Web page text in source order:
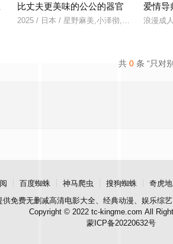
比丈夫更美味的公公的器官
2025 / 日本 / 星野麻美,小泽彻,有村望海
爱情导
浪漫成
共 0 条 “只对
百度蜘蛛 神马爬虫 搜狗蜘蛛 奇虎
供免费无删减高清电影大全、经典动漫、娱乐综
Copyright © 2022 tc-kingme.com All
蒙ICP备20220632号